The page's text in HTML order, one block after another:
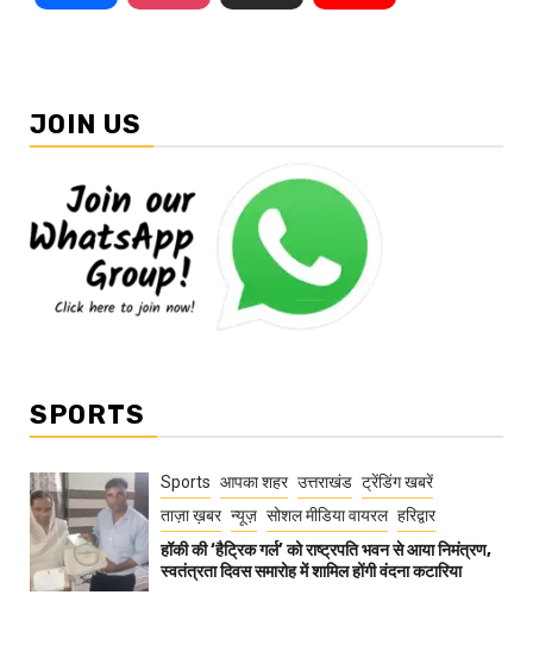
JOIN US
SPORTS
Sports आपका शहर उत्तराखंड ट्रेंडिंग खबरें
ताज़ा ख़बर न्यूज़ सोशल मीडिया वायरल हरिद्वार
हॉकी की ‘हैट्रिक गर्ल’ को राष्ट्रपति भवन से आया निमंत्रण,
स्वतंत्रता दिवस समारोह में शामिल होंगी वंदना कटारिया